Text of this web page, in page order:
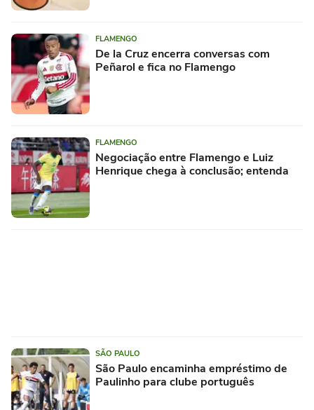
FLAMENGO
De la Cruz encerra conversas com
Peñarol e fica no Flamengo
FLAMENGO
Negociação entre Flamengo e Luiz
Henrique chega à conclusão; entenda
SÃO PAULO
São Paulo encaminha empréstimo de
Paulinho para clube português